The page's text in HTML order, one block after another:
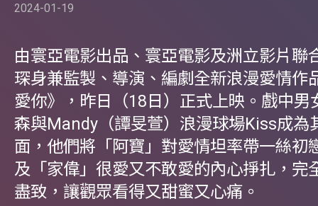
2024-01-19
由寰亞電影出品、寰亞電影及洲立影片聯
琛身兼監製、導演、編劇全新浪漫愛情作
愛你》，昨日（18日）正式上映。戲中男
森與Mandy（譚旻萱）浪漫球場Kiss成為
面，他們將「阿寶」對愛情坦率帶一絲初
及「家偉」很愛又不敢愛的內心掙扎，完
盡致，讓觀眾看得又甜蜜又心痛。